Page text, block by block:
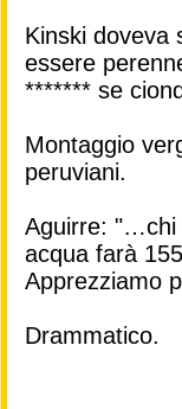
Kinski doveva
essere
******* se
Montaggio
peruviani.
Aguirre: "…chi
acqua farà
Apprezziamo
Drammatico.